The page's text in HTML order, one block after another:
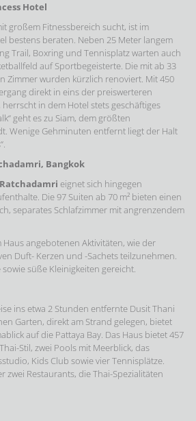
Hotel
großem Fitnessbereich sucht, ist im
bestens beraten. Neben 25 Meter langem
Trail, Boxring und Tennisplatz warten auch
auf Sportbegeisterte. Die mit ab 33
Zimmer wurden kürzlich renoviert. Mit 450
direkt in eins der preiswerteren
in dem Hotel stets geschäftiges
geht es zu Siam, dem größten
Wenige Gehminuten entfernt liegt der Halt
Bangkok
eignet sich hingegen
Die 97 Suiten ab 70 m² bieten einen
separates Schlafzimmer mit angrenzendem
angebotenen Aktivitäten, wie der
Duft- Kerzen und -Sachets teilzunehmen.
süße Kleinigkeiten gereicht.
ins etwa 2 Stunden entfernte Dusit Thani
Garten, direkt am Strand gelegen, bietet
auf die Pattaya Bay. Das Haus bietet 457
Stil, zwei Pools mit Meerblick, das
Kids Club sowie vier Tennisplätze.
zwei Restaurants, die Thai-Spezialitäten